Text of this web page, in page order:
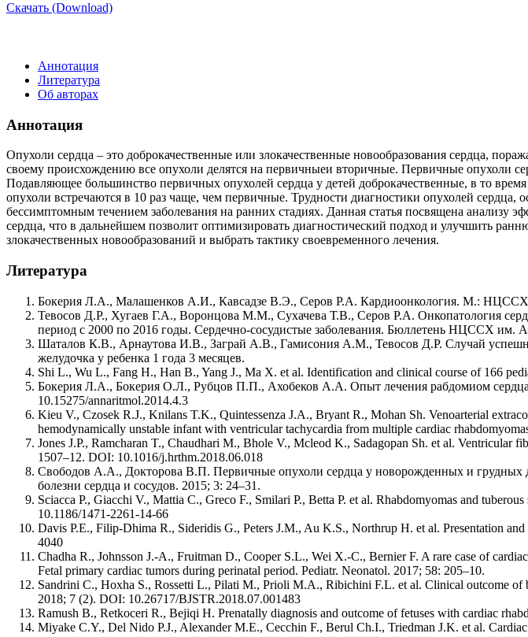
Скачать (Download)
Аннотация
Литература
Об авторах
Аннотация
Опухоли сердца – это доброкачественные или злокачественные новообразования сердца,
своему происхождению все опухоли делятся на первичныеи вторичные. Первичные опухоли
Подавляющее большинство первичных опухолей сердца у детей доброкачественные, в то
опухоли встречаются в 10 раз чаще, чем первичные. Трудности диагностики опухолей
бессимптомным течением заболевания на ранних стадиях. Данная статья посвящена анализу
сердца, что в дальнейшем позволит оптимизировать диагностический подход и улучшить
злокачественных новообразований и выбрать тактику своевременного лечения.
Литература
Бокерия Л.А., Малашенков А.И., Кавсадзе В.Э., Серов P.A. Кардиоонкология. М.:
Тевосов Д.Р., Хугаев Г.А., Воронцова М.М., Сухачева Т.В., Серов Р.А. Онкопатология
период с 2000 по 2016 годы. Сердечно-сосудистые заболевания. Бюллетень НЦССХ им.
Шаталов К.В., Арнаутова И.В., Заграй А.В., Гамисония А.М., Тевосов Д.Р. Случай
желудочка у ребенка 1 года 3 месяцев.
Shi L., Wu L., Fang H., Han B., Yang J., Ma X. et al. Identification and clinical course of 166
Бокерия Л.А., Бокерия О.Л., Рубцов П.П., Ахобеков А.А. Опыт лечения рабдомиом
10.15275/annaritmol.2014.4.3
Kieu V., Czosek R.J., Knilans T.K., Quintessenza J.A., Bryant R., Mohan Sh. Venoarterial
hemodynamically unstable infant with ventricular tachycardia from multiple cardiac
Jones J.P., Ramcharan T., Chaudhari M., Bhole V., Mcleod K., Sadagopan Sh. et al.
1507–12. DOI: 10.1016/j.hrthm.2018.06.018
Свободов А.А., Докторова В.П. Первичные опухоли сердца у новорожденных и грудных
болезни сердца и сосудов. 2015; 3: 24–31.
Sciacca P., Giacchi V., Mattia C., Greco F., Smilari P., Betta P. et al. Rhabdomyomas and
10.1186/1471-2261-14-66
Davis P.E., Filip-Dhima R., Sideridis G., Peters J.M., Au K.S., Northrup H. et al. Presentation
4040
Chadha R., Johnsson J.-A., Fruitman D., Cooper S.L., Wei X.-C., Bernier F. A rare case of
Fetal primary cardiac tumors during perinatal period. Pediatr. Neonatol. 2017; 58: 205–10.
Sandrini C., Hoxha S., Rossetti L., Pilati M., Prioli M.A., Ribichini F.L. et al. Clinical outcome of
2018; 7 (2). DOI: 10.26717/BJSTR.2018.07.001483
Ramush B., Retkoceri R., Bejiqi H. Prenatally diagnosis and outcome of fetuses with cardiac
Miyake C.Y., Del Nido P.J., Alexander M.E., Cecchin F., Berul Ch.I., Triedman J.K. et al.